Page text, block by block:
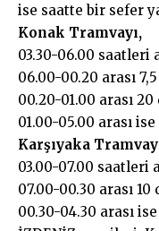
ise saatte bir sefer
Konak Tramvayı,
03.30-06.00 saatleri
06.00-00.20 arası
00.20-01.00 arası
01.00-05.00 arası
Karşıyaka
03.00-07.00 saatleri
07.00-00.30 arası
00.30-04.30 arası